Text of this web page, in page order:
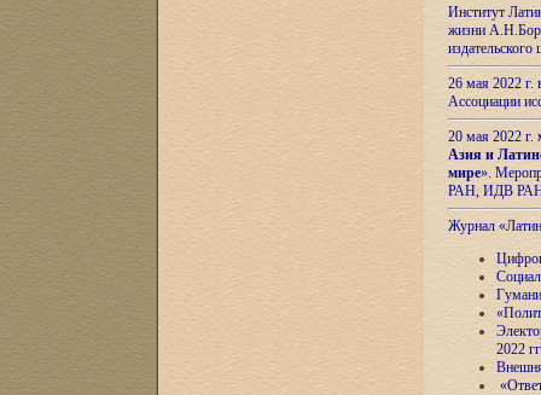
Институт
жизни
26 мая 2022
Ассоциации
20 мая 2022
Азия и
мире».
РАН, ИДВ
Журнал
2022